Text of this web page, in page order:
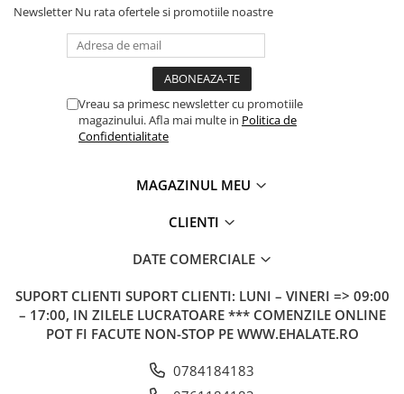
Newsletter Nu rata ofertele si promotiile noastre
Vreau sa primesc newsletter cu promotiile
magazinului. Afla mai multe in Politica de
Confidentialitate
MAGAZINUL MEU
CLIENTI
DATE COMERCIALE
SUPORT CLIENTI SUPORT CLIENTI: LUNI – VINERI => 09:00
– 17:00, IN ZILELE LUCRATOARE *** COMENZILE ONLINE
POT FI FACUTE NON-STOP PE WWW.EHALATE.RO
0784184183